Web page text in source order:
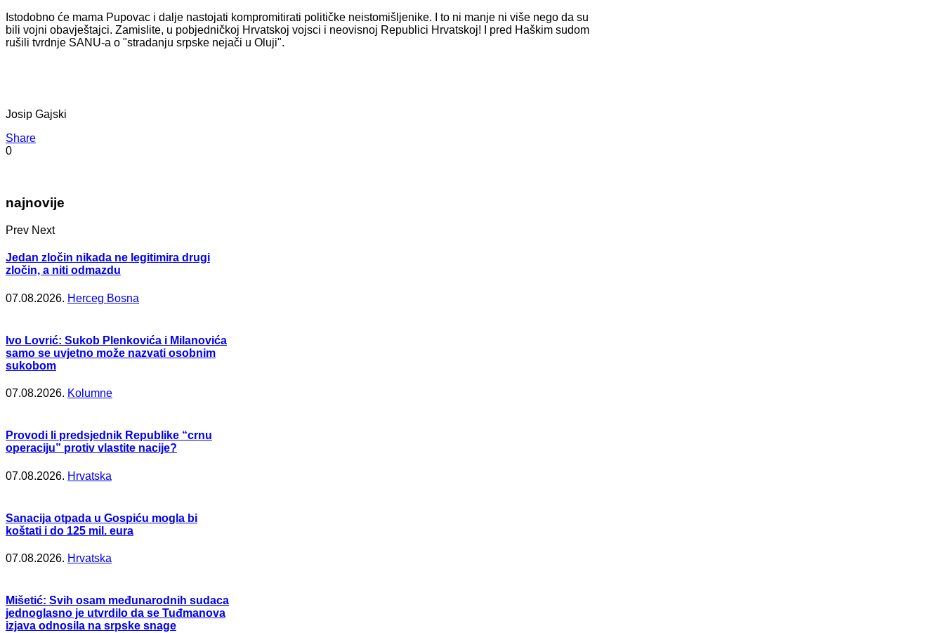
Istodobno će mama Pupovac i dalje nastojati kompromitirati političke neistomišljenike. I to ni manje ni više nego da su
bili vojni obavještajci. Zamislite, u pobjedničkoj Hrvatskoj vojsci i neovisnoj Republici Hrvatskoj! I pred Haškim sudom
rušili tvrdnje SANU-a o "stradanju srpske nejači u Oluji".
Josip Gajski
Share
0
najnovije
Prev Next
Jedan zločin nikada ne legitimira drugi
zločin, a niti odmazdu
07.08.2026. Herceg Bosna
Ivo Lovrić: Sukob Plenkovića i Milanovića
samo se uvjetno može nazvati osobnim
sukobom
07.08.2026. Kolumne
Provodi li predsjednik Republike “crnu
operaciju” protiv vlastite nacije?
07.08.2026. Hrvatska
Sanacija otpada u Gospiću mogla bi
koštati i do 125 mil. eura
07.08.2026. Hrvatska
Mišetić: Svih osam međunarodnih sudaca
jednoglasno je utvrdilo da se Tuđmanova
izjava odnosila na srpske snage